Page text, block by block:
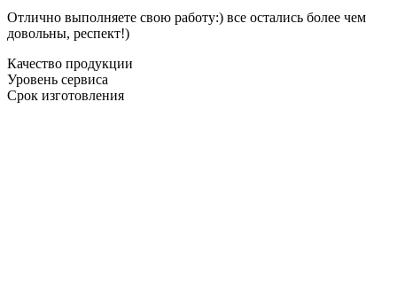
Отлично выполняете свою работу:) все остались более чем
довольны, респект!)
Качество продукции
Уровень сервиса
Срок изготовления